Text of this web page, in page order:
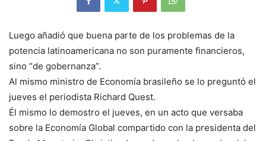
Luego añadió que buena parte de los problemas de la
potencia latinoamericana no son puramente financieros,
sino “de gobernanza”.
Al mismo ministro de Economía brasileño se lo preguntó el
jueves el periodista Richard Quest.
Él mismo lo demostro el jueves, en un acto que versaba
sobre la Economía Global compartido con la presidenta del